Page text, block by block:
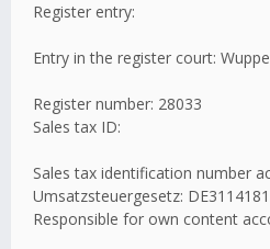
Register entry:
Entry in the register court:
Register number: 28033
Sales tax ID:
Sales tax identification number
Umsatzsteuergesetz:
Responsible for own content